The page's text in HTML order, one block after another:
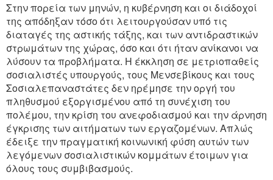
Στην πορεία των μηνών, η κυβέρνηση και οι διάδοχοί
της απόδηξαν τόσο ότι λειτουργούσαν υπό τις
διαταγές της αστικής τάξης, και των αντιδραστικών
στρωμάτων της χώρας, όσο και ότι ήταν ανίκανοι να
λύσουν τα προβλήματα. Η έκκληση σε μετριοπαθείς
σοσιαλιστές υπουργούς, τους Μενσεβίκους και τους
Σοσιαλεπαναστάτες δεν ηρέμησε την οργή του
πληθυσμού εξοργισμένου από τη συνέχιση του
πολέμου, την κρίση του ανεφοδιασμού και την άρνηση
έγκρισης των αιτήματων των εργαζομένων. Απλώς
έδειξε την πραγματική κοινωνική φύση αυτών των
λεγόμενων σοσιαλιστικών κομμάτων έτοιμων για
όλους τους συμβιβασμούς.